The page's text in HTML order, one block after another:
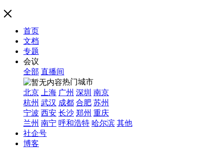
首页
文档
专题
会议
全部 直播间
热门城市
北京
上海 广州 深圳 南京
杭州 武汉 成都 合肥 苏州
宁波 西安 长沙 郑州 重庆
兰州 南宁 呼和浩特 哈尔滨 其他
社企号
博客